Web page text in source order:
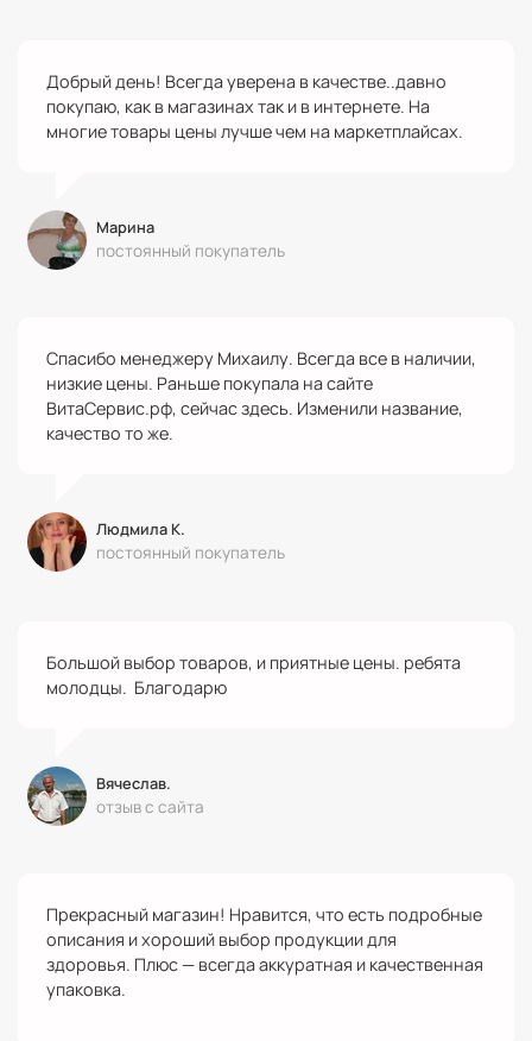
Добрый день! Всегда уверена в качестве..давно
покупаю, как в магазинах так и в интернете. На
многие товары цены лучше чем на маркетплайсах.
Марина
постоянный покупатель
Спасибо менеджеру Михаилу. Всегда все в наличии,
низкие цены. Раньше покупала на сайте
ВитаСервис.рф, сейчас здесь. Изменили название,
качество то же.
Людмила К.
постоянный покупатель
Большой выбор товаров, и приятные цены. ребята
молодцы. Благодарю
Вячеслав.
отзыв с сайта
Прекрасный магазин! Нравится, что есть подробные
описания и хороший выбор продукции для
здоровья. Плюс — всегда аккуратная и качественная
упаковка.